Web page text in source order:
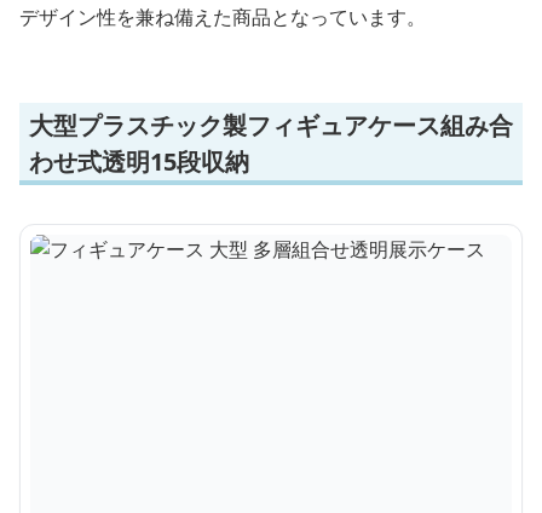
デザイン性を兼ね備えた商品となっています。
大型プラスチック製フィギュアケース組み合
わせ式透明15段収納